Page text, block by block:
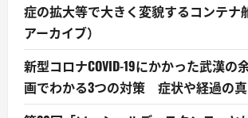
症の拡大等で大きく変貌するコンテナ
アーカイブ）
新型コロナCOVID-19にかかった武漢の
画でわかる3つの対策 症状や経過の